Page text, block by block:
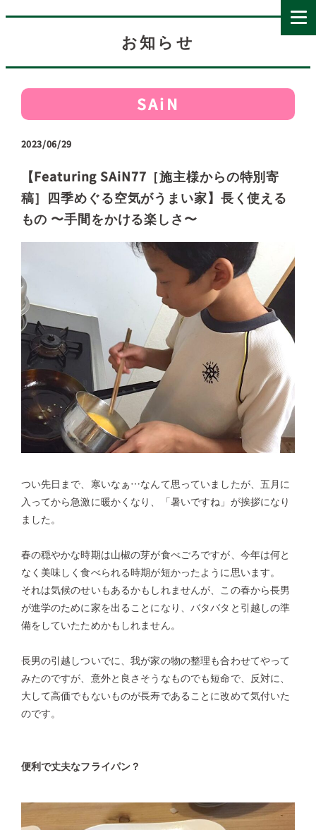
お知らせ
SAiN
2023/06/29
【Featuring SAiN77［施主様からの特別寄
稿］四季めぐる空気がうまい家】長く使える
もの 〜手間をかける楽しさ〜
つい先日まで、寒いなぁ…なんて思っていましたが、五月に
入ってから急激に暖かくなり、「暑いですね」が挨拶になり
ました。
春の穏やかな時期は山椒の芽が食べごろですが、今年は何と
なく美味しく食べられる時期が短かったように思います。
それは気候のせいもあるかもしれませんが、この春から長男
が進学のために家を出ることになり、バタバタと引越しの準
備をしていたためかもしれません。
長男の引越しついでに、我が家の物の整理も合わせてやって
みたのですが、意外と良さそうなものでも短命で、反対に、
大して高価でもないものが長寿であることに改めて気付いた
のです。
便利で丈夫なフライパン？